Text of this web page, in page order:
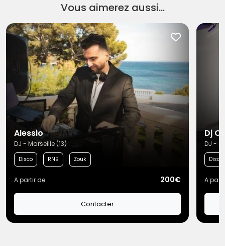
Vous aimerez aussi...
Alessio
DJ - Marseille (13)
Disco RNB Zouk
A partir de 200€
Contacter
Dj
DJ -
Disco
A